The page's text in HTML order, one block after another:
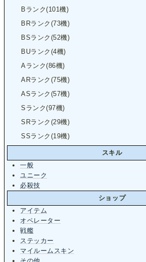
Bランク(101機)
BRランク(73機)
BSランク(52機)
BUランク(4機)
Aランク(86機)
ARランク(75機)
ASランク(57機)
Sランク(97機)
SRランク(29機)
SSランク(19機)
スキル
一般
ユニーク
必殺技
ショップ
アイテム
オペレーター
戦艦
ステッカー
マイルームスキン